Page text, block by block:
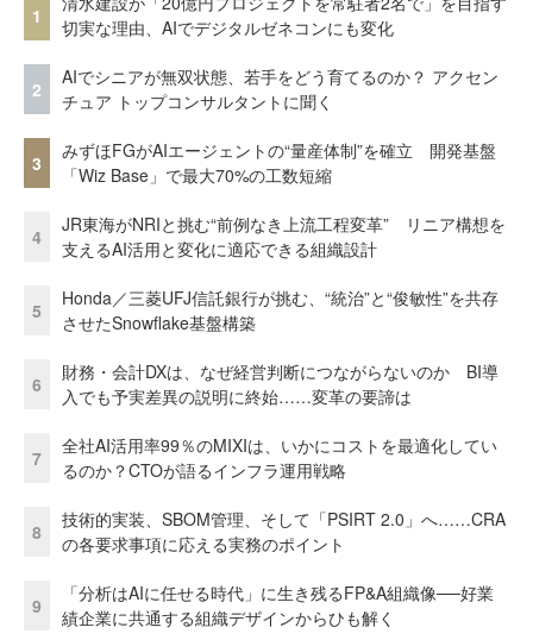
1
切実な理由、AIでデジタルゼネコンにも変化
2
AIでシニアが無双状態、若手をどう育てるのか？ アクセン
チュア トップコンサルタントに聞く
3
みずほFGがAIエージェントの“量産体制”を確立 開発基盤
「Wiz Base」で最大70%の工数短縮
4
JR東海がNRIと挑む“前例なき上流工程変革” リニア構想を
支えるAI活用と変化に適応できる組織設計
5
Honda／三菱UFJ信託銀行が挑む、“統治”と“俊敏性”を共存
させたSnowflake基盤構築
6
財務・会計DXは、なぜ経営判断につながらないのか BI導
入でも予実差異の説明に終始……変革の要諦は
7
全社AI活用率99％のMIXIは、いかにコストを最適化してい
るのか？CTOが語るインフラ運用戦略
8
技術的実装、SBOM管理、そして「PSIRT 2.0」へ……CRA
の各要求事項に応える実務のポイント
9
「分析はAIに任せる時代」に生き残るFP&A組織像──好業
績企業に共通する組織デザインからひも解く